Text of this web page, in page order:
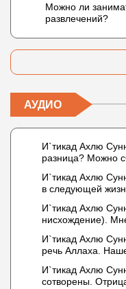
Можно ли
развлечений?
АУДИО
И`тикад Ахлю
разница? Можно
И`тикад Ахлю
в следующей
Усмана ибн
дела и познание
И`тикад Ахлю
нисхождение).
описывается
И`тикад Ахлю
речь Аллаха.
И`тикад Ахлю
сотворены.